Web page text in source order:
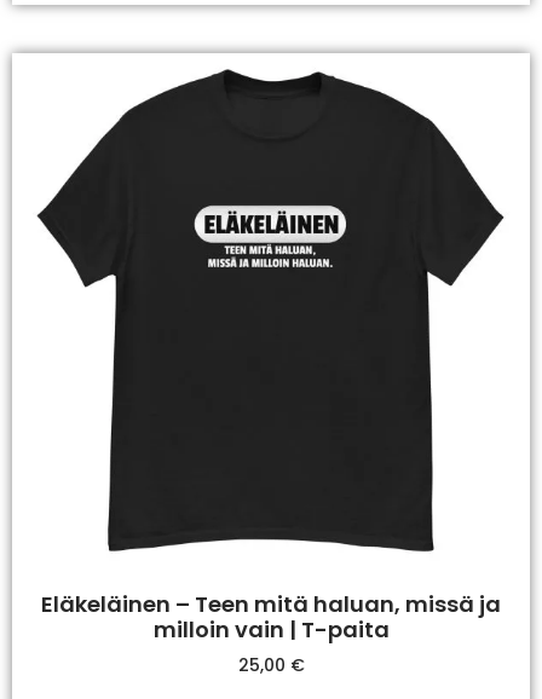
Eläkeläinen – Teen mitä haluan, missä ja
milloin vain | T-paita
25,00 €